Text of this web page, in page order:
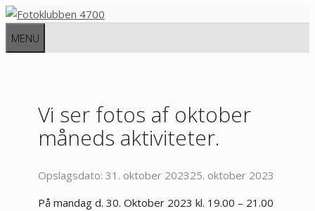
Hop
MENU
Vi ser fotos af oktober
måneds aktiviteter.
31. oktober 202325. oktober 2023
På mandag d. 30. Oktober 2023 kl. 19.00 – 21.00